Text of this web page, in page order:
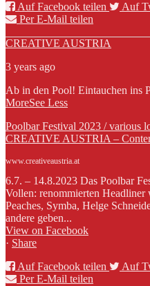
Auf Facebook teilen
Auf
Per E-Mail teilen
CREATIVE AUSTRIA
3 years ago
Ab in den Pool! Eintauchen ins
MoreSee Less
Poolbar Festival 2023 / various
CREATIVE AUSTRIA –
www.creativeaustria.at
6.7. – 14.8.2023 Das Poolbar
Vollen: renommierten
Peaches, Symba, Helge
andere geben...
View on Facebook
· Share
Auf Facebook teilen
Auf
Per E-Mail teilen